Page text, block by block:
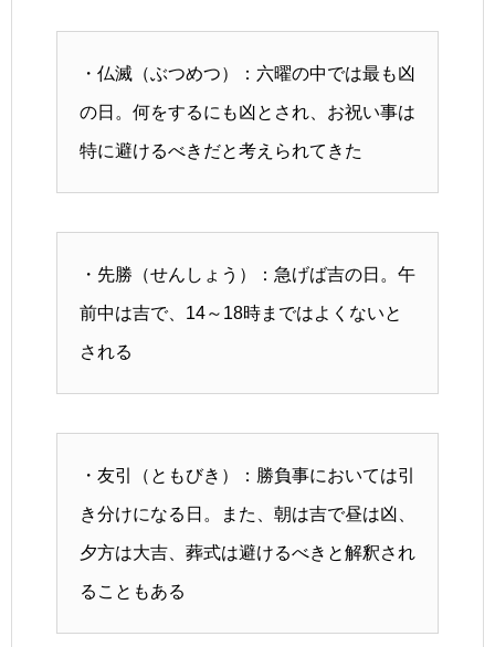
・仏滅（ぶつめつ）：六曜の中では最も凶
の日。何をするにも凶とされ、お祝い事は
特に避けるべきだと考えられてきた
・先勝（せんしょう）：急げば吉の日。午
前中は吉で、14～18時まではよくないと
される
・友引（ともびき）：勝負事においては引
き分けになる日。また、朝は吉で昼は凶、
夕方は大吉、葬式は避けるべきと解釈され
ることもある